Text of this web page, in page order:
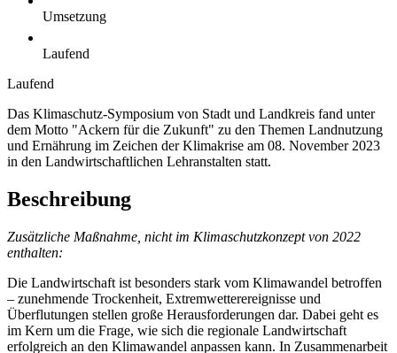
Umsetzung
Laufend
Laufend
Das Klimaschutz-Symposium von Stadt und Landkreis fand unter
dem Motto "Ackern für die Zukunft" zu den Themen Landnutzung
und Ernährung im Zeichen der Klimakrise am 08. November 2023
in den Landwirtschaftlichen Lehranstalten statt.
Beschreibung
Zusätzliche Maßnahme, nicht im Klimaschutzkonzept von 2022
enthalten:
Die Landwirtschaft ist besonders stark vom Klimawandel betroffen
– zunehmende Trockenheit, Extremwetterereignisse und
Überflutungen stellen große Herausforderungen dar. Dabei geht es
im Kern um die Frage, wie sich die regionale Landwirtschaft
erfolgreich an den Klimawandel anpassen kann. In Zusammenarbeit